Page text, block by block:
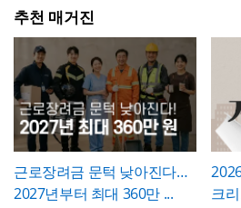
정" 등 적정 수준으로 기재하는 것이 일
며, 필요한 경우에만 구체적인 사유를
는 것이 좋습니다. 이 확인서를 발급한
는 반드시 4대보험 관련 신고(납부예
등)가 함께 이루어졌는지 확인하고, 급
에도 해당 기간이 무급으로 정확히 반
는지 재차 점검하시기 바랍니다.
수량 차이가 발생했는지 근거를 확인할
도록 하는 것이 중요합니다. 특이사항
작업 중 발견된 예상치 못한 사항(부식
배선 등)과 그에 대한 처리 결과를 함
해, 계약 범위를 벗어난 추가 작업이
그 사실과 처리 근거를 명확히 남겨두
랍니다. 하자여부는 실제 현장 점검 결
라 정확히 체크하고, 하자가 있는 경우
용을 구체적으로 기재해 향후 보수 책
거로 삼을 수 있도록 하는 것이 좋습니
가능
나누어 구성해, 단순 현상 나열이 아니
개선이 필요한지 논리적 인과관계를
제시
- 개선 목표와 기대효과를 구분해, 무
룰 것인지(목표)와 그 결과 무엇이 좋아
(효과)를 별도로 서술함으로써 보고받
권자가투자 대비 효과를 판단하기 쉽
성
- 단계별 실행 계획표에 담당자와 주차
(0월0주~0월0주)을 매트릭스 형태로
각 실행 단계가 언제 진행되는지
간트
럼 시각적으로 확인가능
- 예산(안)을 부가세 포함 금액으로 상
시해, 개선 계획의 실행 가능성을
예산
측면에서도 함께 검토할 수 있도록 함
💡 작성 팁
개선 계획서는현황과 문제점을 최대
추천 매거진
근로장려금 문턱 낮아진다…
2027년부터 최대 360만 ...
크